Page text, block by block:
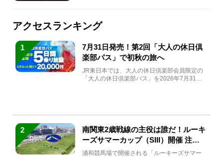
アクセスランキング
1
7月31日発売！第2回「大人の休日倶
楽部パス」で初秋の旅へ
JR東日本では、大人の休日倶楽部会員限定の
「大人の休日倶楽部パス」を2026年7月31日
2
南関東2歳戦線の主役は誰だ！ルーキ
ーズサマーカップ（SIII）開催 注目
馬と見どころをチェック
浦和競馬場で開催される「ルーキーズサマー